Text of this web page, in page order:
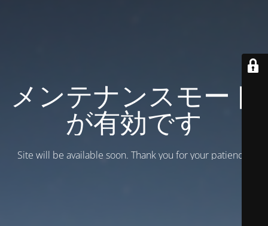
メンテナンスモード
が有効です
Site will be available soon. Thank you for your patience!